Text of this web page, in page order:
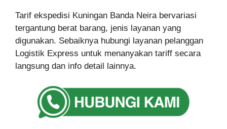
Tarif ekspedisi Kuningan Banda Neira bervariasi
tergantung berat barang, jenis layanan yang
digunakan. Sebaiknya hubungi layanan pelanggan
Logistik Express untuk menanyakan tariff secara
langsung dan info detail lainnya.